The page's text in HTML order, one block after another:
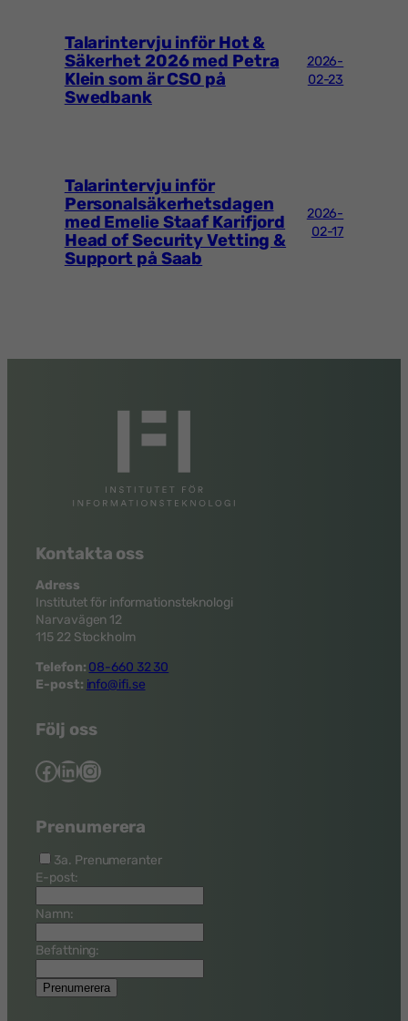
Talarintervju inför Hot &
Säkerhet 2026 med Petra
Klein som är CSO på
Swedbank
2026-
02-23
Talarintervju inför
Personalsäkerhetsdagen
med Emelie Staaf Karifjord
Head of Security Vetting &
Support på Saab
2026-
02-17
Kontakta oss
Adress
Institutet för informationsteknologi
Narvavägen 12
115 22 Stockholm
Telefon: 08-660 32 30
E-post: info@ifi.se
Följ oss
Facebook LinkedIn Instagram
Prenumerera
3a. Prenumeranter
E-post:
Namn:
Befattning: